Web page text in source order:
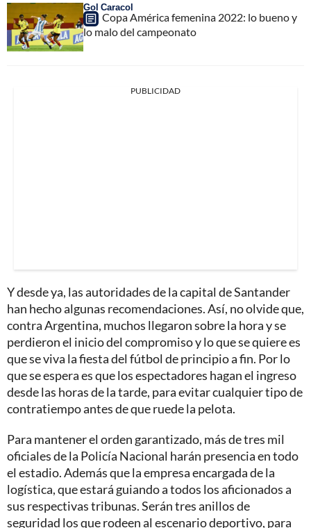
Gol Caracol
Copa América femenina 2022: lo bueno y
lo malo del campeonato
PUBLICIDAD
Y desde ya, las autoridades de la capital de Santander
han hecho algunas recomendaciones. Así, no olvide que,
contra Argentina, muchos llegaron sobre la hora y se
perdieron el inicio del compromiso y lo que se quiere es
que se viva la fiesta del fútbol de principio a fin. Por lo
que se espera es que los espectadores hagan el ingreso
desde las horas de la tarde, para evitar cualquier tipo de
contratiempo antes de que ruede la pelota.
Para mantener el orden garantizado, más de tres mil
oficiales de la Policía Nacional harán presencia en todo
el estadio. Además que la empresa encargada de la
logística, que estará guiando a todos los aficionados a
sus respectivas tribunas. Serán tres anillos de
seguridad los que rodeen al escenario deportivo, para